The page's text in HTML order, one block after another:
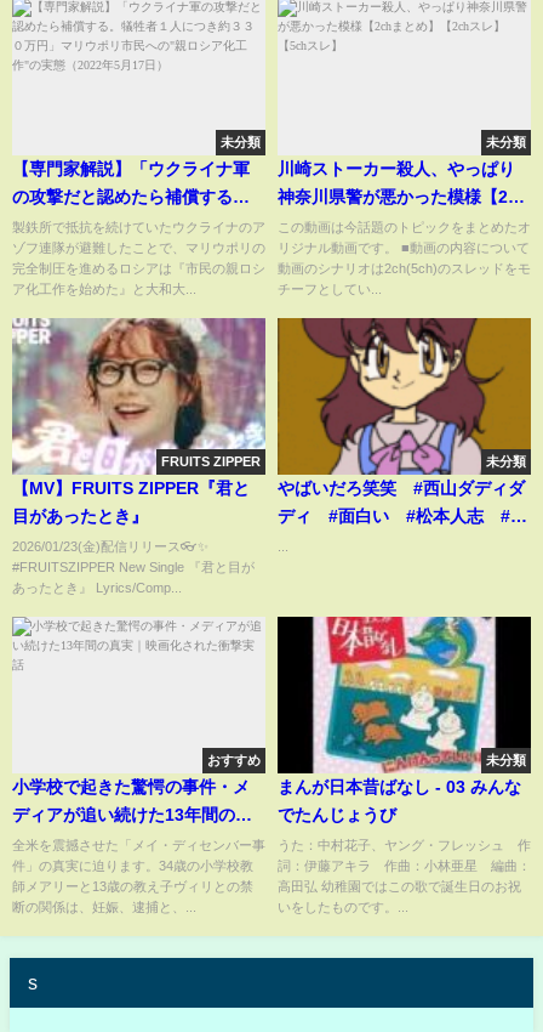
未分類
【専門家解説】「ウクライナ軍
の攻撃だと認めたら補償する。
犠牲者１人につき約３３０万
円」マリウポリ市民への"親ロシ
ア化工作"の実態（2022年5月17
製鉄所で抵抗を続けていたウクライナのア
ゾフ連隊が避難したことで、マリウポリの
完全制圧を進めるロシアは『市民の親ロシ
ア化工作を始めた』と大和大...
未分類
川崎ストーカー殺人、やっぱり
神奈川県警が悪かった模様【2ch
まとめ】【2chスレ】【5chス
レ】
この動画は今話題のトピックをまとめたオ
リジナル動画です。 ■動画の内容について
動画のシナリオは2ch(5ch)のスレッドをモ
チーフとしてい...
FRUITS ZIPPER
【MV】FRUITS ZIPPER『君と
目があったとき』
2026/01/23(金)配信リリース👓✨
#FRUITSZIPPER New Single 『君と目が
あったとき』 Lyrics/Comp...
未分類
やばいだろ笑笑 #西山ダディダ
ディ #面白い #松本人志 #中
おすすめ
小学校で起きた驚愕の事件・メ
ディアが追い続けた13年間の真
実｜映画化された衝撃実話
全米を震撼させた「メイ・ディセンバー事
件」の真実に迫ります。34歳の小学校教
師メアリーと13歳の教え子ヴィリとの禁
断の関係は、妊娠、逮捕と、...
未分類
まんが日本昔ばなし - 03 みんな
でたんじょうび
うた：中村花子、ヤング・フレッシュ 作
詞：伊藤アキラ 作曲：小林亜星 編曲：
高田弘 幼稚園ではこの歌で誕生日のお祝
いをしたものです。...
s